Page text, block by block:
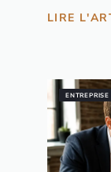
LIRE
ENTREPRISE